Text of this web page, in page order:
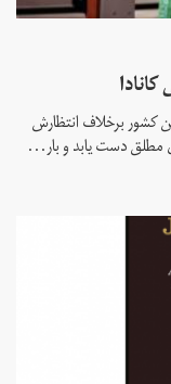
کشور برخلاف انتظارش
مطلق دست یابد و بار...